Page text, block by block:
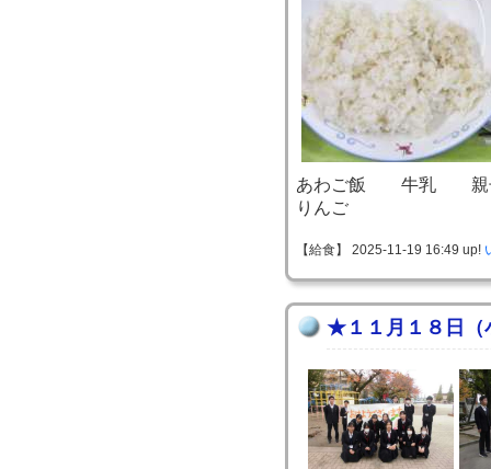
あわご飯 牛乳 親
りんご
【給食】 2025-11-19 16:49 up!
★１１月１８日（